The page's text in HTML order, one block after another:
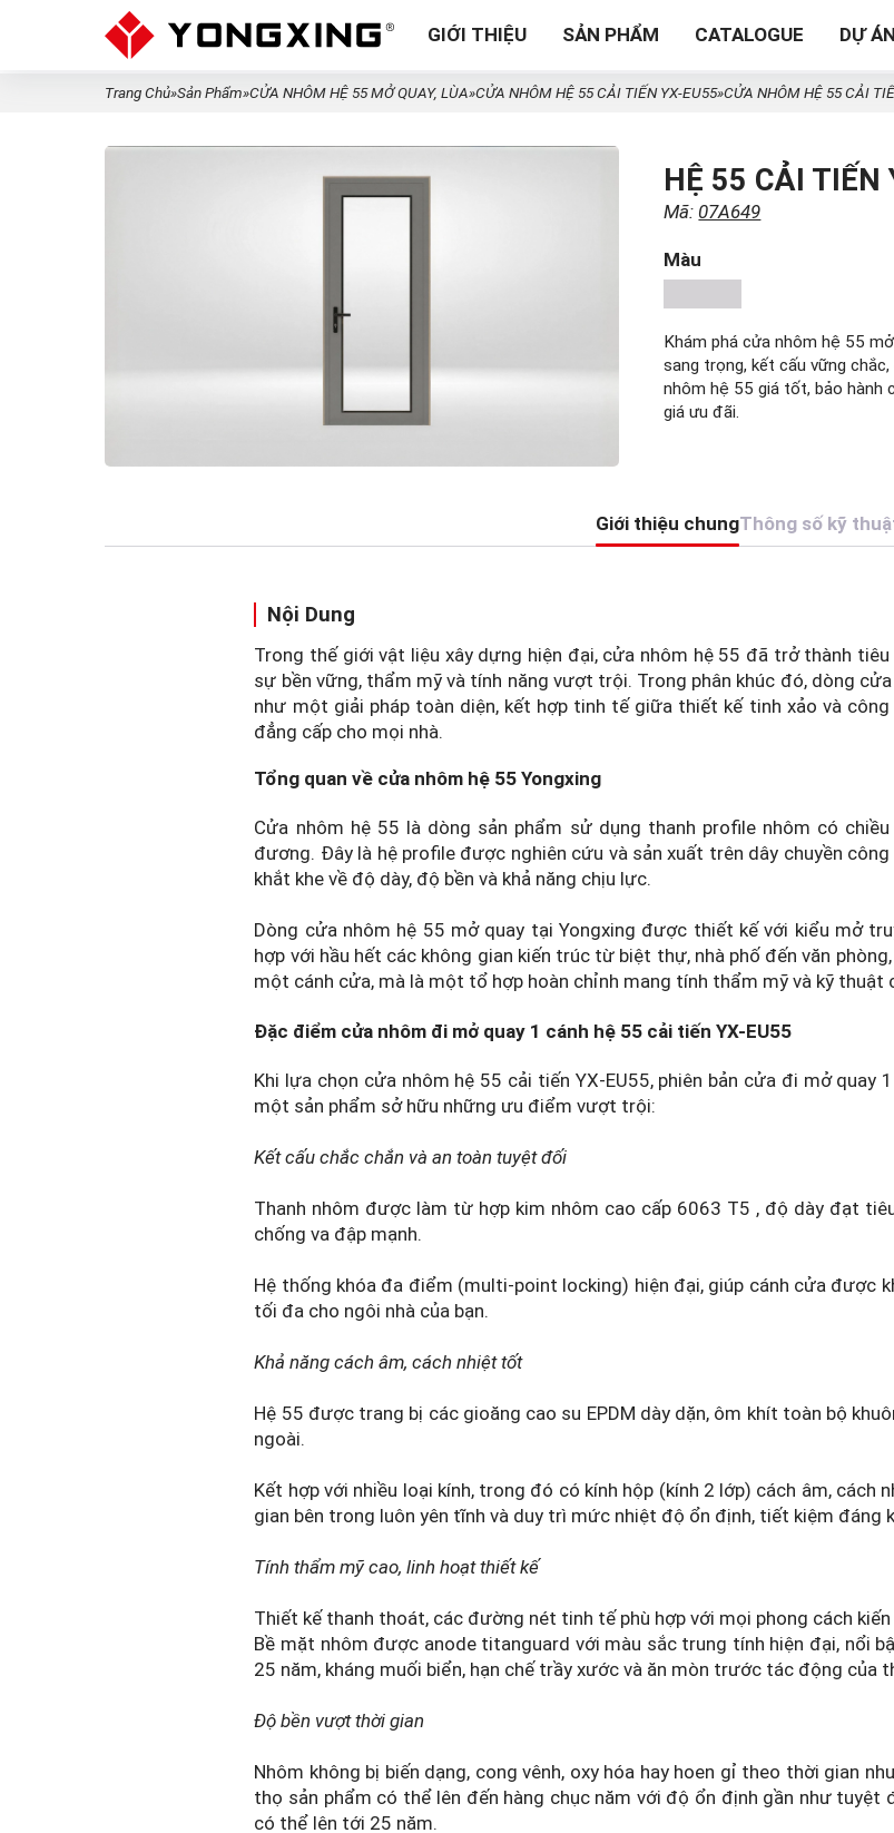
GIỚI THIỆU SẢN PHẨM CATALOGUE DỰ ÁN
Trang Chủ»Sản Phẩm»CỬA NHÔM HỆ 55 MỞ QUAY, LÙA»CỬA NHÔM HỆ 55 CẢI TIẾN YX-EU55»CỬA NHÔM HỆ 55 CẢI
HỆ 55 CẢI TIẾN
Mã: 07A649
Màu
Khám phá cửa nhôm hệ 55
sang trọng, kết cấu vững
nhôm hệ 55 giá tốt, bảo hành
giá ưu đãi.
Giới thiệu chungThông số kỹ
Nội Dung
Trong thế giới vật liệu xây dựng hiện đại, cửa nhôm hệ 55 đã trở thành
sự bền vững, thẩm mỹ và tính năng vượt trội. Trong phân khúc đó, dòng
như một giải pháp toàn diện, kết hợp tinh tế giữa thiết kế tinh xảo và
đẳng cấp cho mọi nhà.
Tổng quan về cửa nhôm hệ 55 Yongxing
Cửa nhôm hệ 55 là dòng sản phẩm sử dụng thanh profile nhôm có
đương. Đây là hệ profile được nghiên cứu và sản xuất trên dây chuyền
khắt khe về độ dày, độ bền và khả năng chịu lực.
Dòng cửa nhôm hệ 55 mở quay tại Yongxing được thiết kế với kiểu mở
hợp với hầu hết các không gian kiến trúc từ biệt thự, nhà phố đến văn
một cánh cửa, mà là một tổ hợp hoàn chỉnh mang tính thẩm mỹ và kỹ thuật
Đặc điểm cửa nhôm đi mở quay 1 cánh hệ 55 cải tiến YX-EU55
Khi lựa chọn cửa nhôm hệ 55 cải tiến YX-EU55, phiên bản cửa đi mở quay
một sản phẩm sở hữu những ưu điểm vượt trội:
Kết cấu chắc chắn và an toàn tuyệt đối
Thanh nhôm được làm từ hợp kim nhôm cao cấp 6063 T5 , độ dày đạt
chống va đập mạnh.
Hệ thống khóa đa điểm (multi-point locking) hiện đại, giúp cánh cửa được
tối đa cho ngôi nhà của bạn.
Khả năng cách âm, cách nhiệt tốt
Hệ 55 được trang bị các gioăng cao su EPDM dày dặn, ôm khít toàn bộ
ngoài.
Kết hợp với nhiều loại kính, trong đó có kính hộp (kính 2 lớp) cách âm, cách
gian bên trong luôn yên tĩnh và duy trì mức nhiệt độ ổn định, tiết kiệm đáng
Tính thẩm mỹ cao, linh hoạt thiết kế
Thiết kế thanh thoát, các đường nét tinh tế phù hợp với mọi phong cách
Bề mặt nhôm được anode titanguard với màu sắc trung tính hiện đại, nổi
25 năm, kháng muối biển, hạn chế trầy xước và ăn mòn trước tác động của
Độ bền vượt thời gian
Nhôm không bị biến dạng, cong vênh, oxy hóa hay hoen gỉ theo thời gian
thọ sản phẩm có thể lên đến hàng chục năm với độ ổn định gần như tuyệt
có thể lên tới 25 năm.